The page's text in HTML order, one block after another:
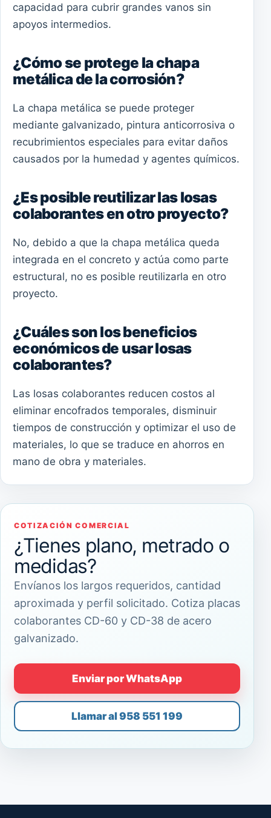
capacidad para cubrir grandes vanos sin
apoyos intermedios.
¿Cómo se protege la chapa
metálica de la corrosión?
La chapa metálica se puede proteger
mediante galvanizado, pintura anticorrosiva o
recubrimientos especiales para evitar daños
causados por la humedad y agentes químicos.
¿Es posible reutilizar las losas
colaborantes en otro proyecto?
No, debido a que la chapa metálica queda
integrada en el concreto y actúa como parte
estructural, no es posible reutilizarla en otro
proyecto.
¿Cuáles son los beneficios
económicos de usar losas
colaborantes?
Las losas colaborantes reducen costos al
eliminar encofrados temporales, disminuir
tiempos de construcción y optimizar el uso de
materiales, lo que se traduce en ahorros en
mano de obra y materiales.
COTIZACIÓN COMERCIAL
¿Tienes plano, metrado o
medidas?
Envíanos los largos requeridos, cantidad
aproximada y perfil solicitado. Cotiza placas
colaborantes CD-60 y CD-38 de acero
galvanizado.
Enviar por WhatsApp
Llamar al 958 551 199